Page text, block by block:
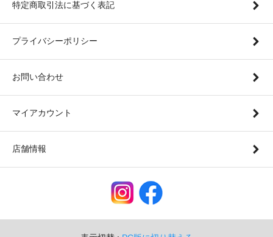
特定商取引法に基づく表記
プライバシーポリシー
お問い合わせ
マイアカウント
店舗情報